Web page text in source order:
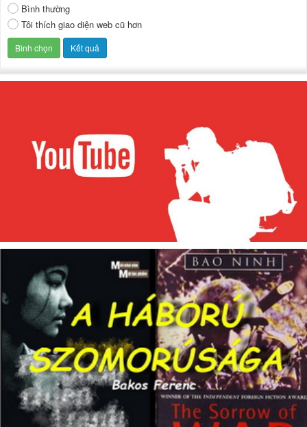
Bình thường
Tôi thích giao diện web cũ hơn